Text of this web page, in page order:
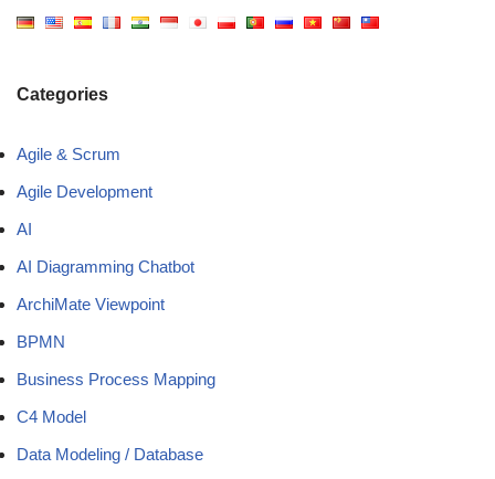
Categories
Agile & Scrum
Agile Development
AI
AI Diagramming Chatbot
ArchiMate Viewpoint
BPMN
Business Process Mapping
C4 Model
Data Modeling / Database